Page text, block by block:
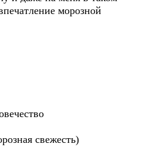
морозной
свежесть)